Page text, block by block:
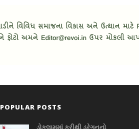
POPULAR POSTS
ડોકલામમાં ફરીથી ડ્રેગનનો